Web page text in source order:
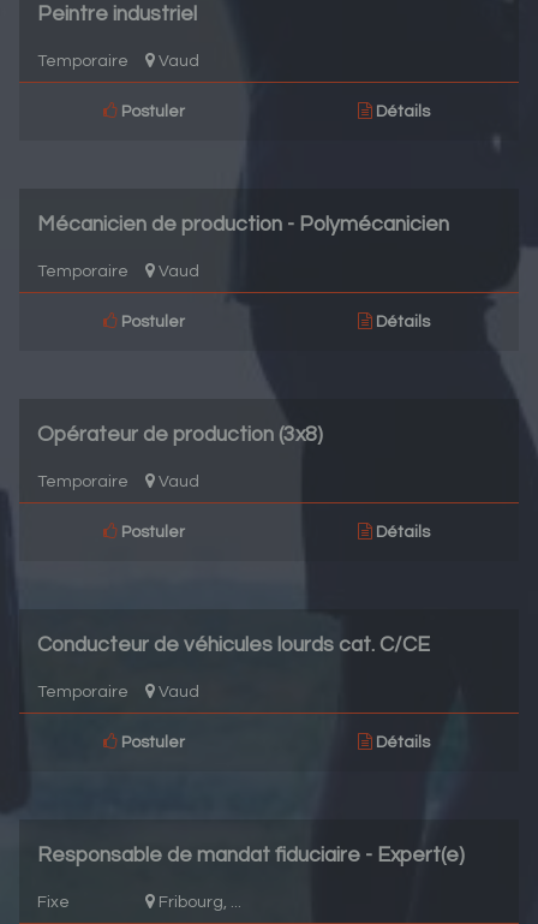
Peintre industriel
Temporaire Vaud
Postuler Détails
Mécanicien de production - Polymécanicien
Temporaire Vaud
Postuler Détails
Opérateur de production (3x8)
Temporaire Vaud
Postuler Détails
Conducteur de véhicules lourds cat. C/CE
Temporaire Vaud
Postuler Détails
Responsable de mandat fiduciaire - Expert(e)
comptable 100%
Fixe Fribourg, ...